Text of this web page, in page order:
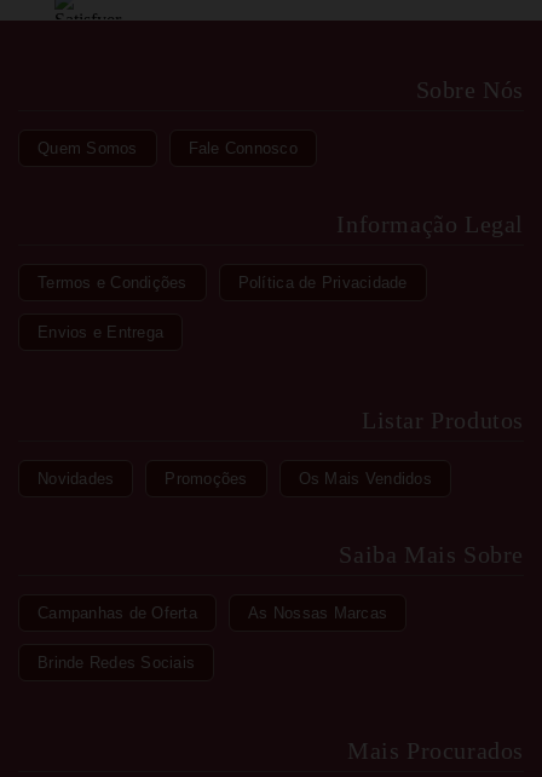
Sobre Nós
Quem Somos Fale Connosco
Informação Legal
Termos e Condições Política de Privacidade
Envios e Entrega
Listar Produtos
Novidades Promoções Os Mais Vendidos
Saiba Mais Sobre
Campanhas de Oferta As Nossas Marcas
Brinde Redes Sociais
Mais Procurados